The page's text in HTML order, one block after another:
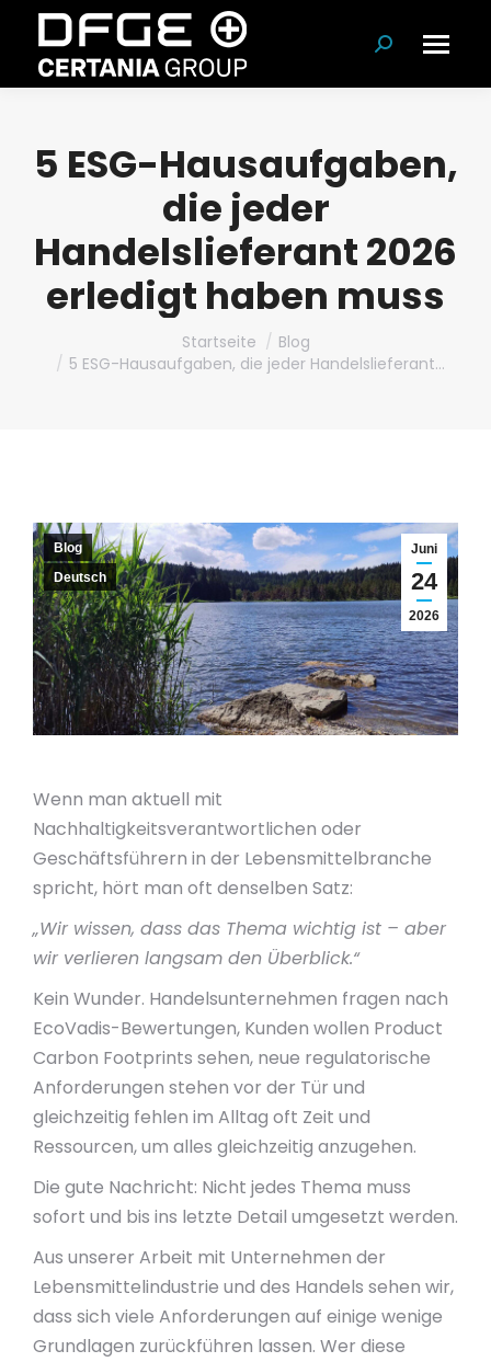
Suchen:
5 ESG-Hausaufgaben,
die jeder
Handelslieferant 2026
erledigt haben muss
Startseite
Blog
5 ESG-Hausaufgaben, die jeder Handelslieferant…
Juni
24
2026
Blog
Deutsch
Wenn man aktuell mit
Nachhaltigkeitsverantwortlichen oder
Geschäftsführern in der Lebensmittelbranche
spricht, hört man oft denselben Satz:
„Wir wissen, dass das Thema wichtig ist – aber
wir verlieren langsam den Überblick.“
Kein Wunder. Handelsunternehmen fragen nach
EcoVadis-Bewertungen, Kunden wollen Product
Carbon Footprints sehen, neue regulatorische
Anforderungen stehen vor der Tür und
gleichzeitig fehlen im Alltag oft Zeit und
Ressourcen, um alles gleichzeitig anzugehen.
Die gute Nachricht: Nicht jedes Thema muss
sofort und bis ins letzte Detail umgesetzt werden.
Aus unserer Arbeit mit Unternehmen der
Lebensmittelindustrie und des Handels sehen wir,
dass sich viele Anforderungen auf einige wenige
Grundlagen zurückführen lassen. Wer diese